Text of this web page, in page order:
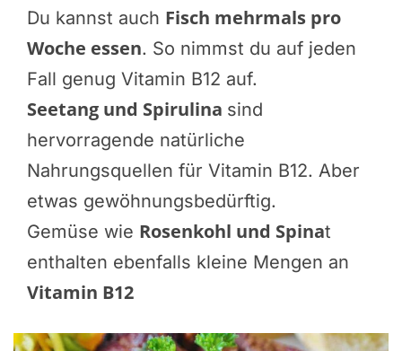
Du kannst auch Fisch mehrmals pro
Woche essen. So nimmst du auf jeden
Fall genug Vitamin B12 auf.
Seetang und Spirulina sind
hervorragende natürliche
Nahrungsquellen für Vitamin B12. Aber
etwas gewöhnungsbedürftig.
Gemüse wie Rosenkohl und Spinat
enthalten ebenfalls kleine Mengen an
Vitamin B12